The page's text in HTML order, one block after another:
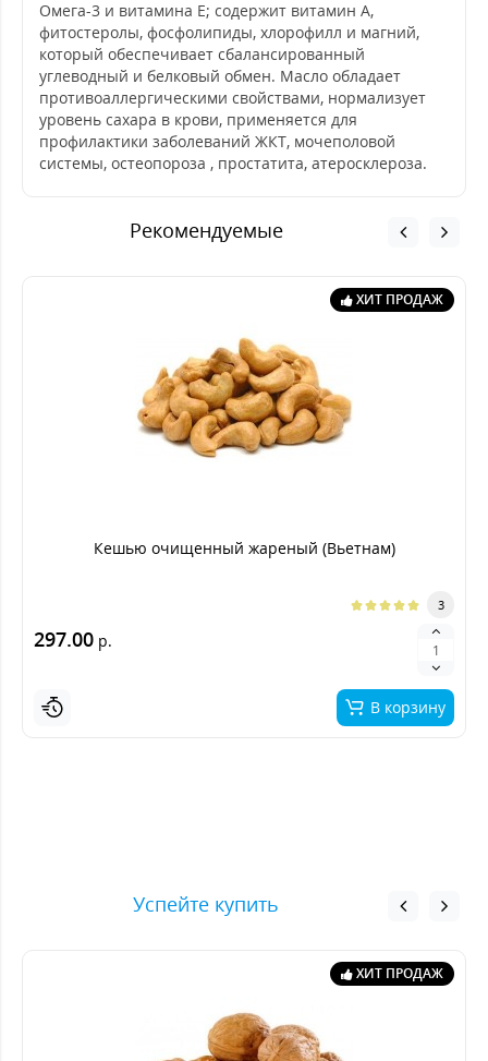
Омега-3 и витамина Е; содержит витамин А,
фитостеролы, фосфолипиды, хлорофилл и магний,
который обеспечивает сбалансированный
углеводный и белковый обмен. Масло обладает
противоаллергическими свойствами, нормализует
уровень сахара в крови, применяется для
профилактики заболеваний ЖКТ, мочеполовой
системы, остеопороза , простатита, атеросклероза.
Рекомендуемые
ХИТ ПРОДАЖ
Кешью очищенный жареный (Вьетнам)
3
297.00 р.
В корзину
Успейте купить
ХИТ ПРОДАЖ